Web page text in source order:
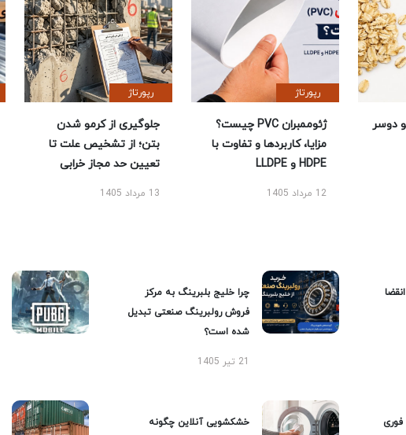
دوسر
رپورتاژ
ژئوممبران PVC چیست؟
مزایا، کاربردها و تفاوت با
HDPE و LLDPE
12 مرداد 1405
رپورتاژ
جلوگیری از کرمو شدن
بتن؛ از تشخیص علت تا
تعیین حد مجاز خرابی
13 مرداد 1405
چرا خلیج بلبرینگ به مرکز
فروش رولبرینگ صنعتی تبدیل
شده است؟
21 تیر 1405
فوری
خشکشویی آنلاین چگونه